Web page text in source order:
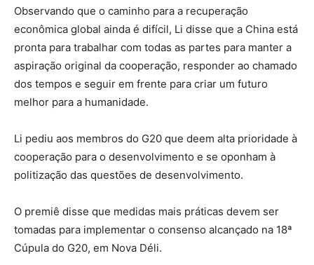
Observando que o caminho para a recuperação
econômica global ainda é difícil, Li disse que a China está
pronta para trabalhar com todas as partes para manter a
aspiração original da cooperação, responder ao chamado
dos tempos e seguir em frente para criar um futuro
melhor para a humanidade.
Li pediu aos membros do G20 que deem alta prioridade à
cooperação para o desenvolvimento e se oponham à
politização das questões de desenvolvimento.
O premiê disse que medidas mais práticas devem ser
tomadas para implementar o consenso alcançado na 18ª
Cúpula do G20, em Nova Déli.